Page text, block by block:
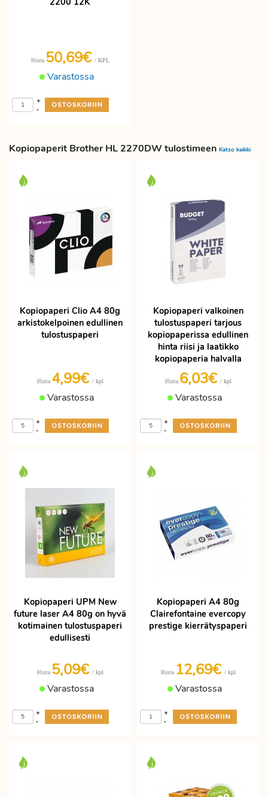
Varastossa
Hinta 50,69€ / KPL
-
+
Kopiopaperit Brother HL 2270DW tulostimeen Katso kaikki
Kopiopaperi Clio A4 80g
arkistokelpoinen edullinen
tulostuspaperi
Hinta 4,99€ / kpl
Varastossa
-
+
Kopiopaperi valkoinen
tulostuspaperi tarjous
kopiopaperissa edullinen
hinta riisi ja laatikko
kopiopaperia halvalla
Hinta 6,03€ / kpl
Varastossa
-
+
Kopiopaperi UPM New
future laser A4 80g on hyvä
kotimainen tulostuspaperi
edullisesti
Hinta 5,09€ / kpl
Varastossa
-
+
Kopiopaperi A4 80g
Clairefontaine evercopy
prestige kierrätyspaperi
Hinta 12,69€ / kpl
Varastossa
-
+